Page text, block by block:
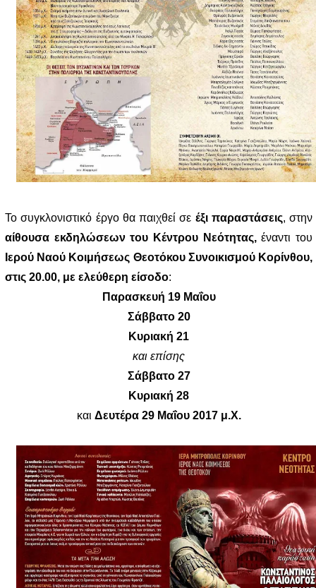
Το συγκλονιστικό έργο θα παιχθεί σε έξι παραστάσεις, στην
αίθουσα εκδηλώσεων του Κέντρου Νεότητας, έναντι του
Ιερού Ναού Κοιμήσεως Θεοτόκου Συνοικισμού Κορίνθου,
στις 20.00, με ελεύθερη είσοδο:
Παρασκευή 19 Μαΐου
Σάββατο 20
Κυριακή 21
και επίσης
Σάββατο 27
Κυριακή 28
και Δευτέρα 29 Μαΐου 2017 μ.Χ.